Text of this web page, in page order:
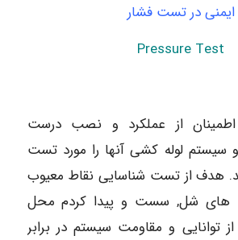
ایمنی در تست فشار
Pressure Test
اطمینان از عملکرد و نصب درست
سیستم لوله کشی آنها را مورد تست
هدف از تست شناسایی نقاط معیوب
های شل, سست و پیدا کردم محل
توانایی و مقاومت سیستم در برابر